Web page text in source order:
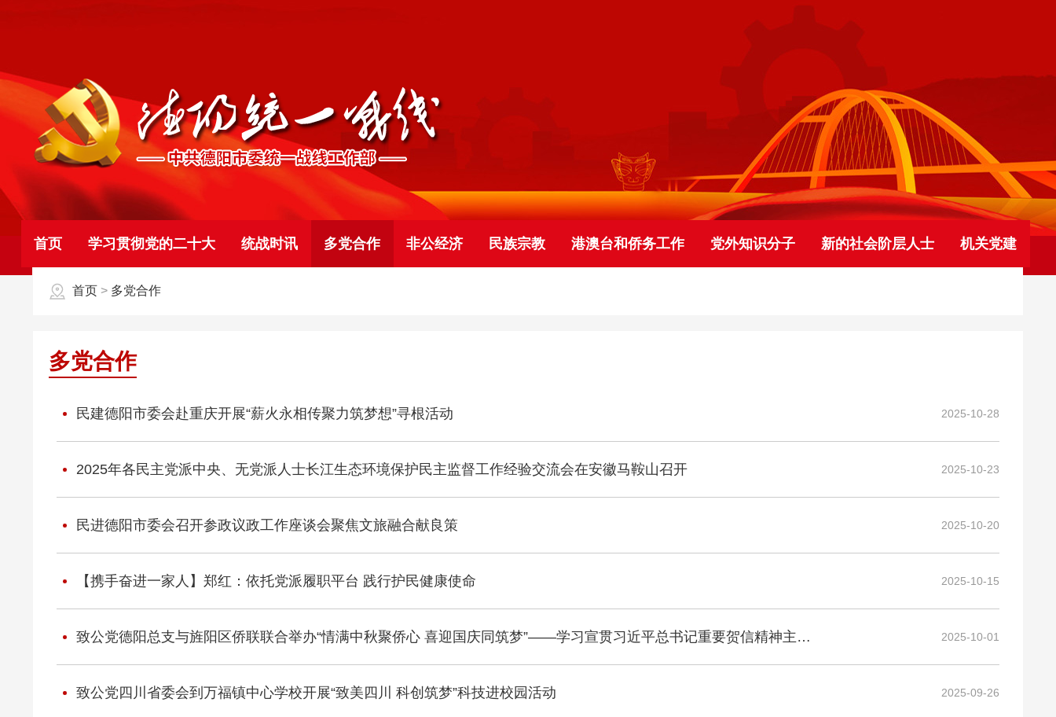
首页 学习贯彻党的二十大 统战时讯 多党合作 非公经济 民族宗教 港澳台和侨务工作 党外知识分子 新的社会阶层人士 机关党建
首页 > 多党合作
多党合作
民建德阳市委会赴重庆开展“薪火永相传聚力筑梦想”寻根活动 2025-10-28
2025年各民主党派中央、无党派人士长江生态环境保护民主监督工作经验交流会在安徽马鞍山召开 2025-10-23
民进德阳市委会召开参政议政工作座谈会聚焦文旅融合献良策 2025-10-20
【携手奋进一家人】郑红：依托党派履职平台 践行护民健康使命 2025-10-15
致公党德阳总支与旌阳区侨联联合举办“情满中秋聚侨心 喜迎国庆同筑梦”——学习宣贯习近平总书记重要贺信精神主题活动 2025-10-01
致公党四川省委会到万福镇中心学校开展“致美四川 科创筑梦”科技进校园活动 2025-09-26